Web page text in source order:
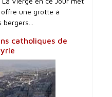
une grotte à
catholiques de